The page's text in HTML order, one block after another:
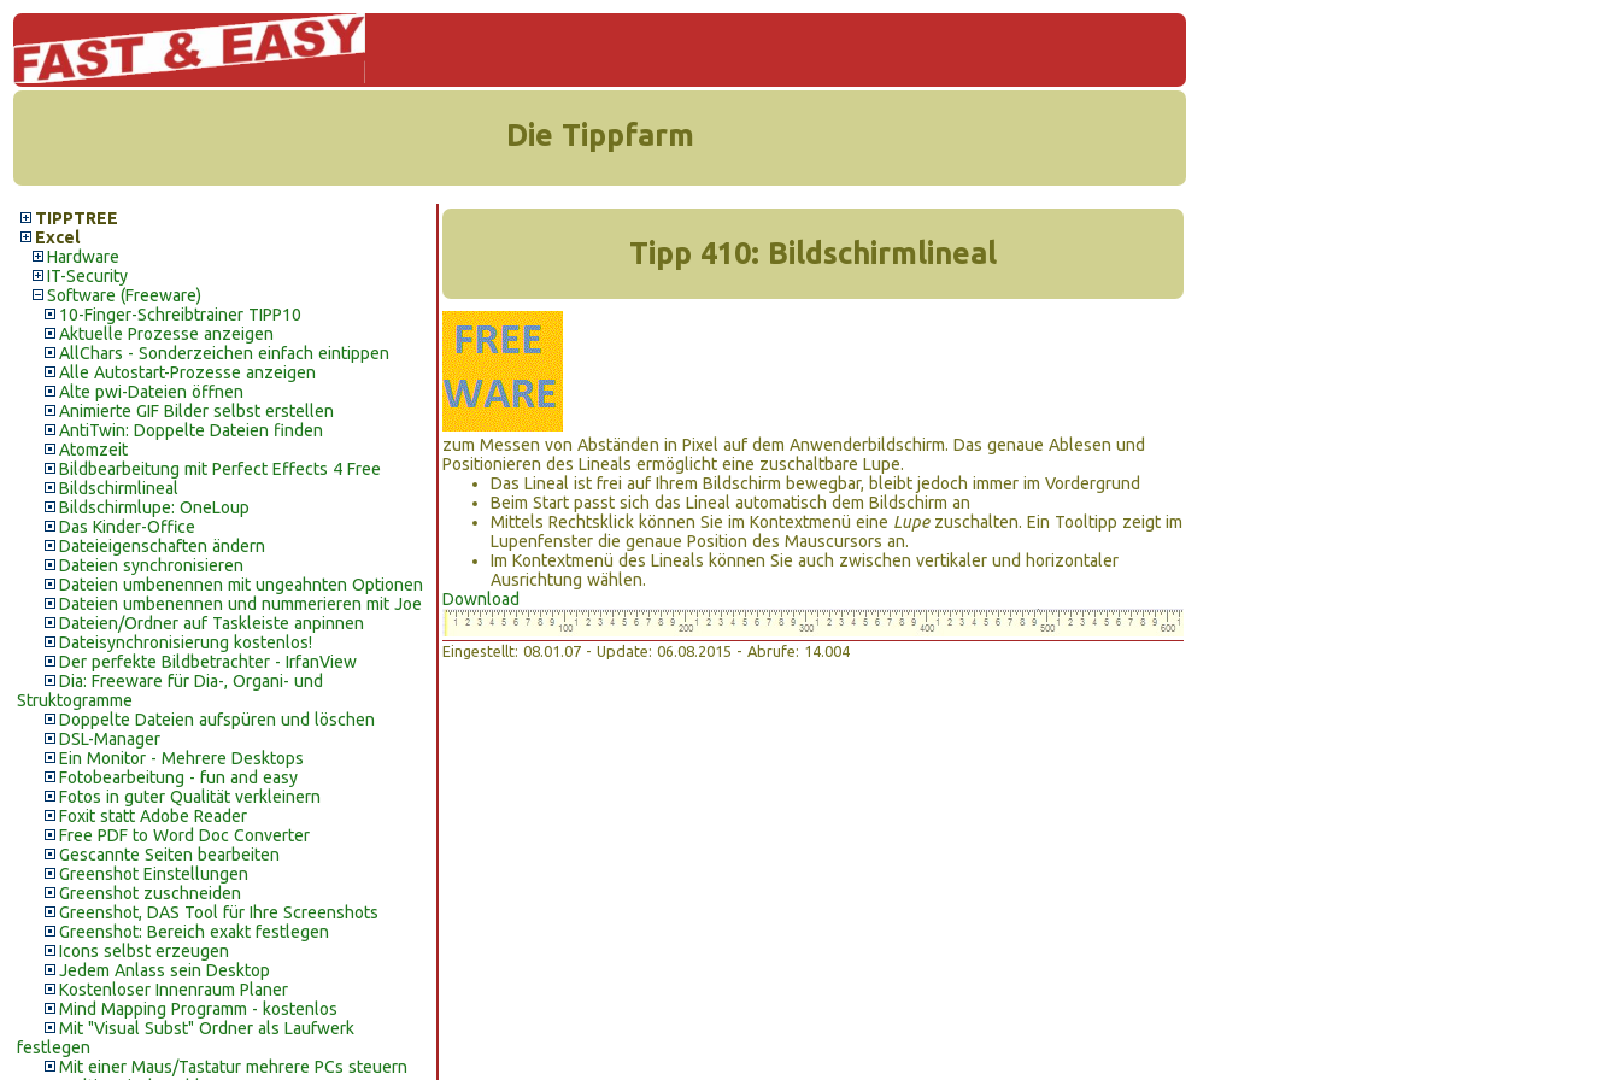
Die Tippfarm
TIPPTREE
Excel
Hardware
IT-Security
Software (Freeware)
10-Finger-Schreibtrainer TIPP10
Aktuelle Prozesse anzeigen
AllChars - Sonderzeichen einfach eintippen
Alle Autostart-Prozesse anzeigen
Alte pwi-Dateien öffnen
Animierte GIF Bilder selbst erstellen
AntiTwin: Doppelte Dateien finden
Atomzeit
Bildbearbeitung mit Perfect Effects 4 Free
Bildschirmlineal
Bildschirmlupe: OneLoup
Das Kinder-Office
Dateieigenschaften ändern
Dateien synchronisieren
Dateien umbenennen mit ungeahnten Optionen
Dateien umbenennen und nummerieren mit Joe
Dateien/Ordner auf Taskleiste anpinnen
Dateisynchronisierung kostenlos!
Der perfekte Bildbetrachter - IrfanView
Dia: Freeware für Dia-, Organi- und
Struktogramme
Doppelte Dateien aufspüren und löschen
DSL-Manager
Ein Monitor - Mehrere Desktops
Fotobearbeitung - fun and easy
Fotos in guter Qualität verkleinern
Foxit statt Adobe Reader
Free PDF to Word Doc Converter
Gescannte Seiten bearbeiten
Greenshot Einstellungen
Greenshot zuschneiden
Greenshot, DAS Tool für Ihre Screenshots
Greenshot: Bereich exakt festlegen
Icons selbst erzeugen
Jedem Anlass sein Desktop
Kostenloser Innenraum Planer
Mind Mapping Programm - kostenlos
Mit "Visual Subst" Ordner als Laufwerk
festlegen
Mit einer Maus/Tastatur mehrere PCs steuern
Tipp 410: Bildschirmlineal
zum Messen von Abständen in Pixel auf dem Anwenderbildschirm. Das genaue Ablesen und
Positionieren des Lineals ermöglicht eine zuschaltbare Lupe.
Das Lineal ist frei auf Ihrem Bildschirm bewegbar, bleibt jedoch immer im Vordergrund
Beim Start passt sich das Lineal automatisch dem Bildschirm an
Mittels Rechtsklick können Sie im Kontextmenü eine Lupezuschalten. Ein Tooltipp zeigt im
Lupenfenster die genaue Position des Mauscursors an.
Im Kontextmenü des Lineals können Sie auch zwischen vertikaler und horizontaler
Ausrichtung wählen.
Download
Eingestellt: 08.01.07 - Update: 06.08.2015 - Abrufe: 14.004